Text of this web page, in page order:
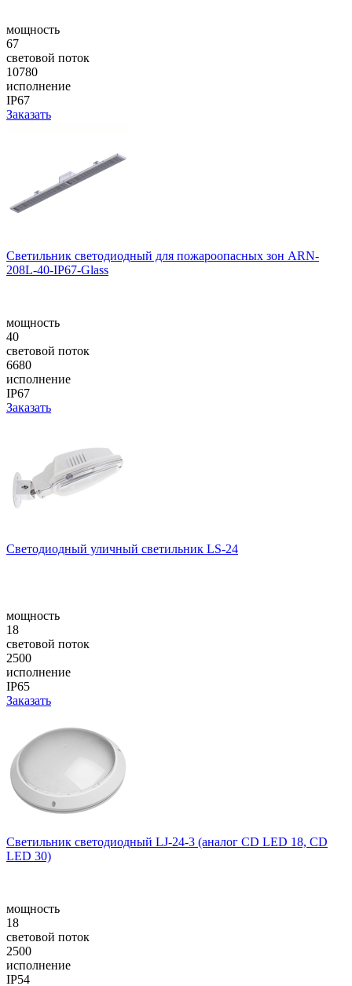
мощность
67
световой поток
10780
исполнение
IP67
Заказать
Светильник светодиодный для пожароопасных зон ARN-
208L-40-IP67-Glass
мощность
40
световой поток
6680
исполнение
IP67
Заказать
Светодиодный уличный светильник LS-24
мощность
18
световой поток
2500
исполнение
IP65
Заказать
Cветильник cветодиодный LJ-24-3 (аналог CD LED 18, CD
LED 30)
мощность
18
световой поток
2500
исполнение
IP54